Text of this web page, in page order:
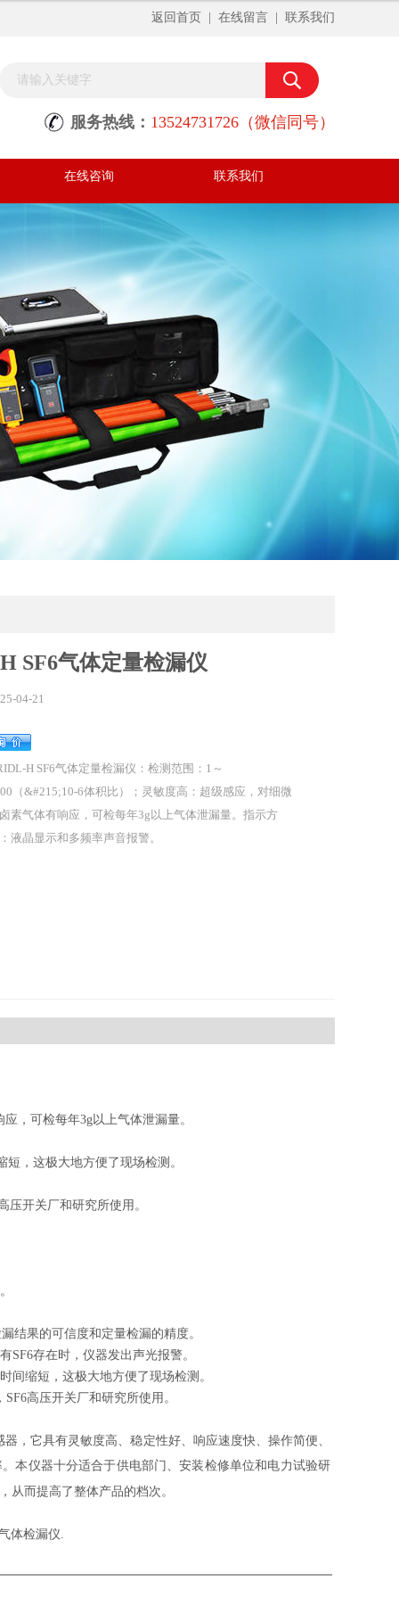
返回首页 在线留言 联系我们
服务热线： 13524731726（微信同号）
在线咨询 联系我们
SF6气体定量检漏仪
04-21
H SF6气体定量检漏仪：检测范围：1～
（&#215;10-6体积比）；灵敏度高：超级感应，对细微
素气体有响应，可检每年3g以上气体泄漏量。指示方
液晶显示和多频率声音报警。
，可检每年3g以上气体泄漏量。
，这极大地方便了现场检测。
压开关厂和研究所使用。
结果的可信度和定量检漏的精度。
存在时，仪器发出声光报警。
缩短，这极大地方便了现场检测。
高压开关厂和研究所使用。
，它具有灵敏度高、稳定性好、响应速度快、操作简便、
本仪器十分适合于供电部门、安装检修单位和电力试验研
从而提高了整体产品的档次。
体检漏仪.